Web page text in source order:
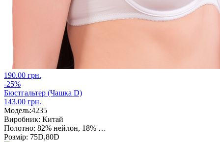
190.00 грн.
-25%
Бюстгальтер (Чашка D)
143.00 грн.
Модель:4235
Виробник: Китай
Полотно: 82% нейлон, 18% …
Розмір: 75D,80D